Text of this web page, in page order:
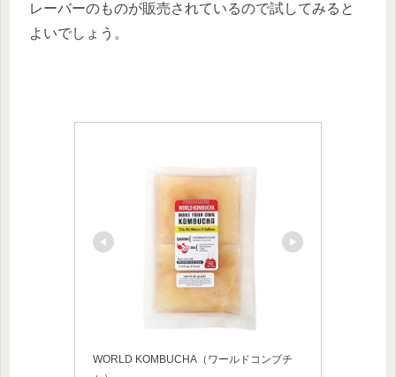
レーバーのものが販売されているので試してみると
よいでしょう。
WORLD KOMBUCHA（ワールドコンブチ